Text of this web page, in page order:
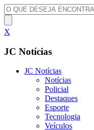
X
JC Notícias
JC Notícias
Notícias
Policial
Destaques
Esporte
Tecnologia
Veículos